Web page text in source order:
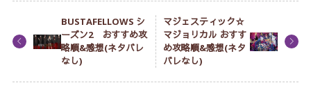
BUSTAFELLOWS シ
ーズン2 おすすめ攻
略順&感想(ネタバレ
なし)
マジェスティック☆
マジョリカル おすす
め攻略順&感想(ネタ
バレなし)